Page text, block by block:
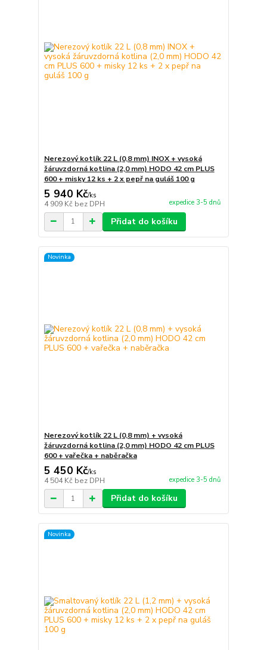
Nerezový kotlík 22 L (0,8 mm) INOX + vysoká
žáruvzdorná kotlina (2,0 mm) HODO 42 cm PLUS
600 + misky 12 ks + 2 x pepř na guláš 100 g
5 940 Kč/ks
4 909 Kč bez DPH expedice 3-5 dnů
Přidat do košíku
Novinka
Nerezový kotlík 22 L (0,8 mm) + vysoká
žáruvzdorná kotlina (2,0 mm) HODO 42 cm PLUS
600 + vařečka + naběračka
5 450 Kč/ks
4 504 Kč bez DPH expedice 3-5 dnů
Přidat do košíku
Novinka